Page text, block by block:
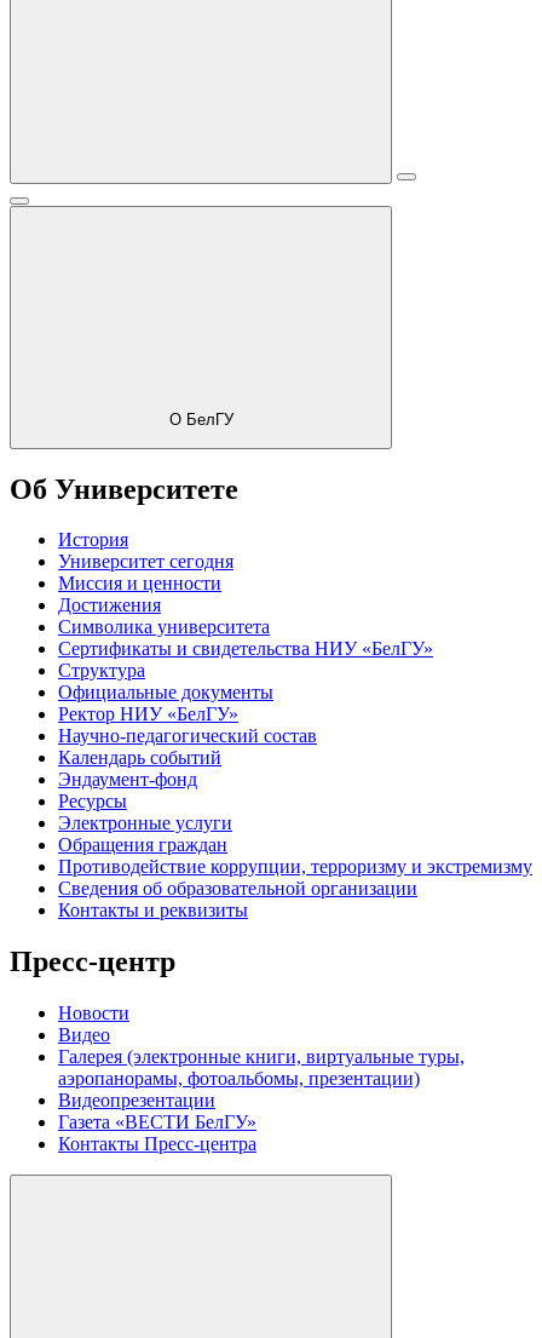
О БелГУ
Об Университете
История
Университет сегодня
Миссия и ценности
Достижения
Символика университета
Сертификаты и свидетельства НИУ «БелГУ»
Структура
Официальные документы
Ректор НИУ «БелГУ»
Научно-педагогический состав
Календарь событий
Эндаумент-фонд
Ресурсы
Электронные услуги
Обращения граждан
Противодействие коррупции, терроризму и экстремизму
Сведения об образовательной организации
Контакты и реквизиты
Пресс-центр
Новости
Видео
Галерея (электронные книги, виртуальные туры,
аэропанорамы, фотоальбомы, презентации)
Видеопрезентации
Газета «ВЕСТИ БелГУ»
Контакты Пресс-центра